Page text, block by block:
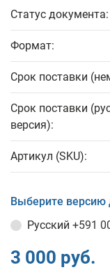
Статус документа:
Формат:
Срок поставки
Срок поставки
версия):
Артикул (SKU):
Выберите версию
Русский +591
3 000 руб.